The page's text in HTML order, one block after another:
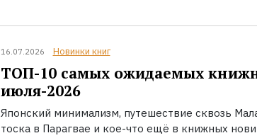
16.07.2026 Новинки книг
ТОП-10 самых ожидаемых
июля-2026
Японский минимализм, путешествие сквозь
тоска в Парагвае и кое-что ещё в книжных